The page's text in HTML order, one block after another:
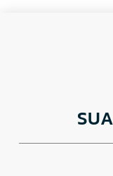
Av. Brigadeiro
Paulistano, São